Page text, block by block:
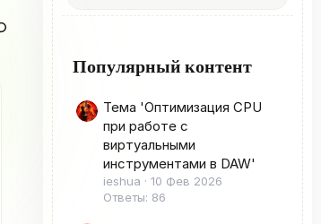
Популярный контент
Тема 'Оптимизация CPU
при работе с
виртуальными
инструментами в DAW'
ieshua
10 Фев 2026
Ответы: 86